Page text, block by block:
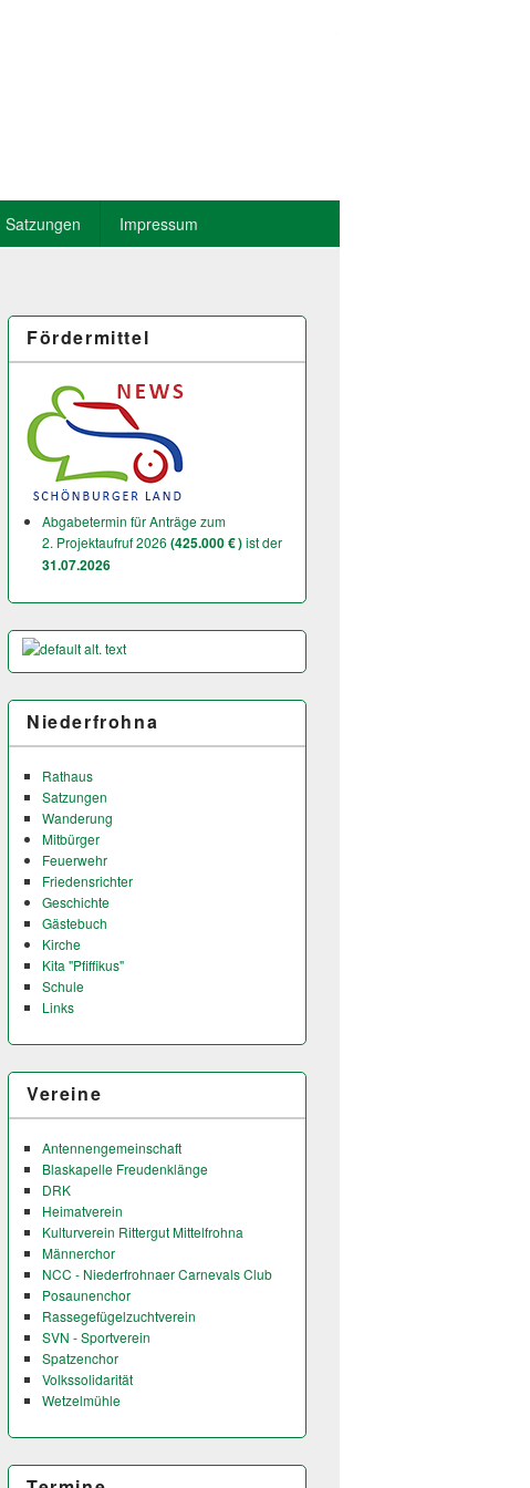
Satzungen Impressum
Fördermittel
Abgabetermin für Anträge zum
2. Projektaufruf 2026 (425.000 € )ist der
31.07.2026
Niederfrohna
Rathaus
Satzungen
Wanderung
Mitbürger
Feuerwehr
Friedensrichter
Geschichte
Gästebuch
Kirche
Kita "Pfiffikus"
Schule
Links
Vereine
Antennengemeinschaft
Blaskapelle Freudenklänge
DRK
Heimatverein
Kulturverein Rittergut Mittelfrohna
Männerchor
NCC - Niederfrohnaer Carnevals Club
Posaunenchor
Rassegefügelzuchtverein
SVN - Sportverein
Spatzenchor
Volkssolidarität
Wetzelmühle